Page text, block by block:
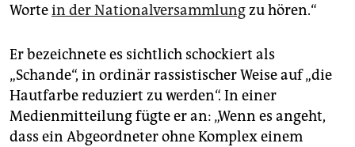
Wortein der Nationalversammlungzu hören.“
Er bezeichnete es sichtlich schockiert als
„Schande“, in ordinär rassistischer Weise auf „die
Hautfarbe reduziert zu werden“. In einer
Medienmitteilung fügte er an: „Wenn es angeht,
dass ein Abgeordneter ohne Komplex einem